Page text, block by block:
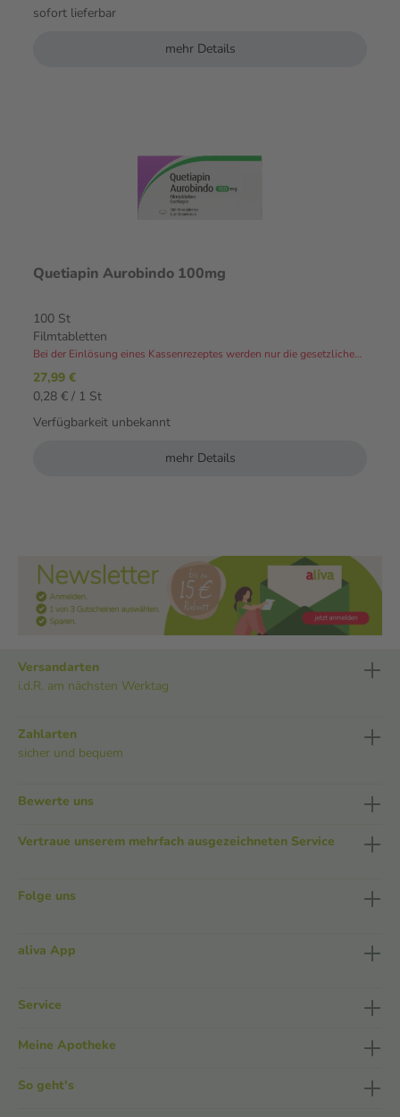
sofort lieferbar
mehr Details
Quetiapin Aurobindo 100mg
100 St
Filmtabletten
Bei der Einlösung eines Kassenrezeptes werden nur die gesetzlichen Zuzahlungen und Eigenanteile in Rechnung gestellt.⁴
27,99 €
0,28 € / 1 St
Verfügbarkeit unbekannt
mehr Details
Versandarten
i.d.R. am nächsten Werktag
Zahlarten
sicher und bequem
Bewerte uns
Vertraue unserem mehrfach ausgezeichneten Service
Folge uns
aliva App
Service
Meine Apotheke
So geht's